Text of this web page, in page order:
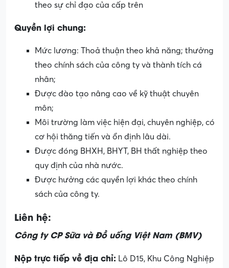
theo sự chỉ đạo của cấp trên
Quyền lợi chung:
Mức lương: Thoả thuận theo khả năng; thưởng
theo chính sách của công ty và thành tích cá
nhân;
Được đào tạo nâng cao về kỹ thuật chuyên
môn;
Môi trường làm việc hiện đại, chuyên nghiệp, có
cơ hội thăng tiến và ổn định lâu dài.
Được đóng BHXH, BHYT, BH thất nghiệp theo
quy định của nhà nước.
Được hưởng các quyền lợi khác theo chính
sách của công ty.
Liên hệ:
Công ty CP Sữa và Đồ uống Việt Nam (BMV)
Nộp trực tiếp về địa chỉ: Lô D15, Khu Công Nghiệp